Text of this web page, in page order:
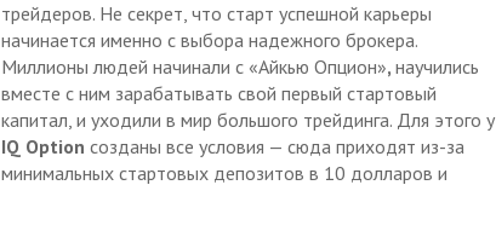
трейдеров. Не секрет, что старт успешной карьеры
начинается именно с выбора надежного брокера.
Миллионы людей начинали с «Айкью Опцион», научились
вместе с ним зарабатывать свой первый стартовый
капитал, и уходили в мир большого трейдинга. Для этого у
IQ Option созданы все условия — сюда приходят из-за
минимальных стартовых депозитов в 10 долларов и